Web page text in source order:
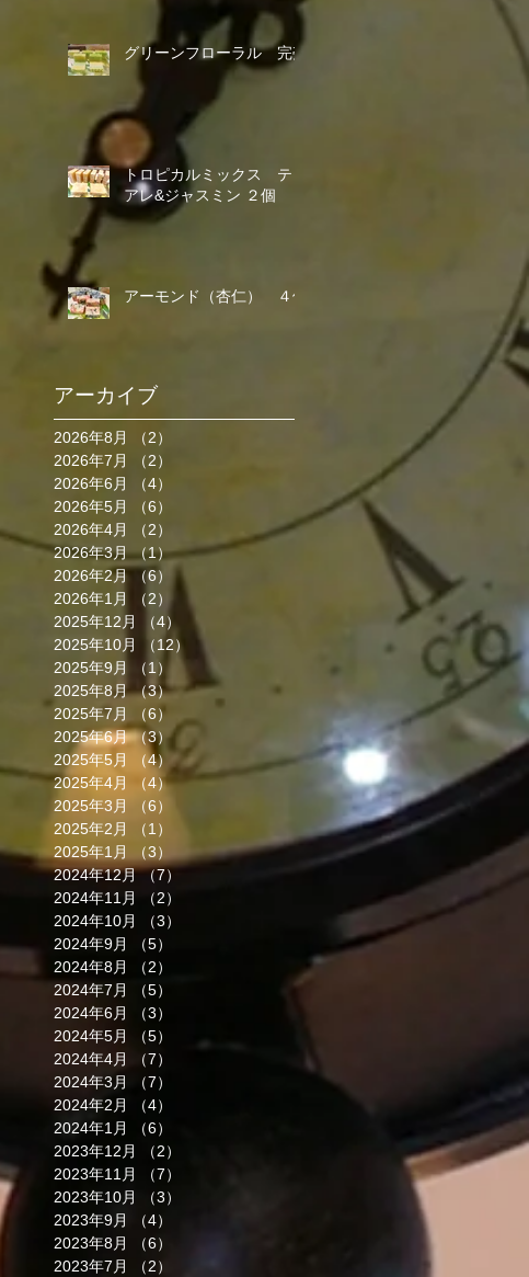
グリーンフローラル 完売
トロピカルミックス ティ
アレ&ジャスミン ２個
アーモンド（杏仁） ４個
アーカイブ
2026年8月 （2）
2026年7月
（2）
2026年6月
（4）
2026年5月
（6）
2026年4月
（2）
2026年3月 （1）1件の記事
2026年2月
（6）
6件の記事
2026年1月
（2）
2025年12月
（4）
4件の記事
2025年10月
（12）
12件の記事
2025年9月
（1）
1件の記事
2025年8月 （3）3件の記事
2025年7月
（6）
2025年6月 （3）3件の記事
2025年5月
（4）
4件の記事
2025年4月
（4）4件の記事
2025年3月
（6）
2025年2月
（1）
2025年1月
（3）
3件の記事
2024年12月 （7）
2024年11月
（2）
2024年10月
（3）
2024年9月
（5）
2024年8月
（2）
2024年7月
（5）
2024年6月
（3）
2024年5月
（5）
2024年4月
（7）
2024年3月
（7）
2024年2月
（4）
2024年1月
（6）
2023年12月
（2）
2023年11月
（7）
2023年10月
（3）
2023年9月
（4）
2023年8月
（6）
2023年7月
（2）